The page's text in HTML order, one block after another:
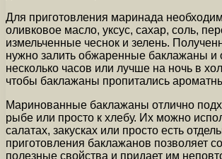
Для приготовления маринада
оливковое масло, уксус, сахар, соль,
измельченные чеснок и зелень.
нужно залить обжаренные баклажаны и
несколько часов или лучше на ночь в
чтобы баклажаны пропитались
Маринованные баклажаны отлично
рыбе или просто к хлебу. Их можно
салатах, закусках или просто есть
приготовления баклажанов позволяет
полезные свойства и придает им